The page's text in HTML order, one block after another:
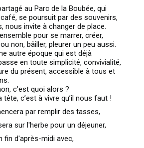
au Parc de la Boubée, qui
se poursuit par des souvenirs,
nous invite à changer de place.
pour se marrer, créer,
non, bâiller, pleurer un peu aussi.
autre époque qui est déjà
en toute simplicité, convivialité,
du présent, accessible à tous et
c’est quoi alors ?
c’est à vivre qu’il nous faut !
par remplir des tasses,
sur l'herbe pour un déjeuner,
fin d'après-midi avec,